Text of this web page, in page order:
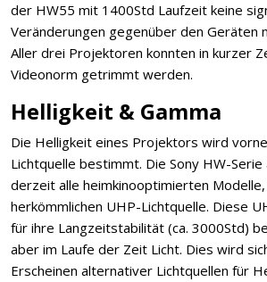
der HW55 mit 1400Std Laufzeit keine
Veränderungen gegenüber den Geräten
Aller drei Projektoren konnten in kurzer
Videonorm getrimmt werden.
Helligkeit & Gamma
Die Helligkeit eines Projektors wird
Lichtquelle bestimmt. Die Sony HW-
derzeit alle heimkinooptimierten
herkömmlichen UHP-Lichtquelle. Diese
für ihre Langzeitstabilität (ca. 3000Std)
aber im Laufe der Zeit Licht. Dies wird
Erscheinen alternativer Lichtquellen für